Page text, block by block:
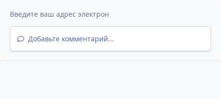
Добавьте комментарий...